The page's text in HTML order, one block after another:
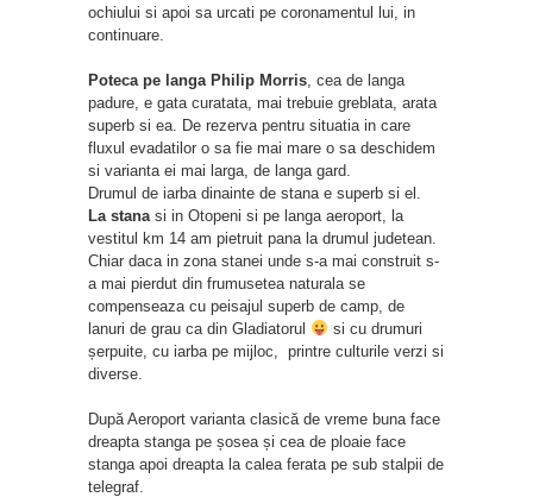
ochiului si apoi sa urcati pe coronamentul lui, in
continuare.
Poteca pe langa Philip Morris , cea de langa
padure, e gata curatata, mai trebuie greblata, arata
superb si ea. De rezerva pentru situatia in care
fluxul evadatilor o sa fie mai mare o sa deschidem
si varianta ei mai larga, de langa gard.
Drumul de iarba dinainte de stana e superb si el.
La stana si in Otopeni si pe langa aeroport, la
vestitul km 14 am pietruit pana la drumul judetean.
Chiar daca in zona stanei unde s-a mai construit s-
a mai pierdut din frumusetea naturala se
compenseaza cu peisajul superb de camp, de
lanuri de grau ca din Gladiatorul
si cu drumuri
șerpuite, cu iarba pe mijloc, printre culturile verzi si
diverse.
După Aeroport varianta clasică de vreme buna face
dreapta stanga pe șosea și cea de ploaie face
stanga apoi dreapta la calea ferata pe sub stalpii de
telegraf.